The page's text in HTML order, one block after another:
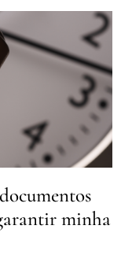
minha